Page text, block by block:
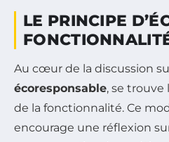
LE PRINCIPE
Au cœur de la discussion
écoresponsable, se trouve
de la fonctionnalité. Ce
encourage une réflexion